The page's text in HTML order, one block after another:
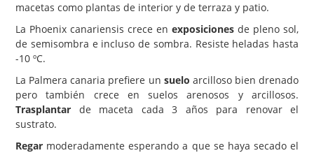
macetas como plantas de interior y de terraza y patio.
La Phoenix canariensis crece en exposiciones de pleno sol,
de semisombra e incluso de sombra. Resiste heladas hasta
-10 ºC.
La Palmera canaria prefiere un suelo arcilloso bien drenado
pero también crece en suelos arenosos y arcillosos.
Trasplantar de maceta cada 3 años para renovar el
sustrato.
Regar moderadamente esperando a que se haya secado el